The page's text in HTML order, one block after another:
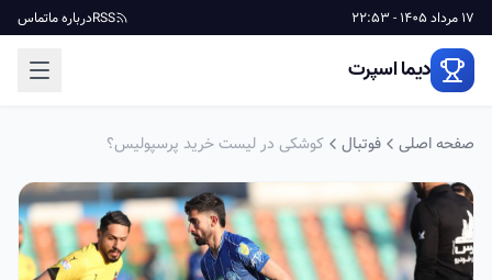
17 مرداد 1405 - 22:53 RSSدرباره ماتماس
دیما اسپرت
صفحه اصلی فوتبال کوشکی در لیست خرید پرسپولیس؟